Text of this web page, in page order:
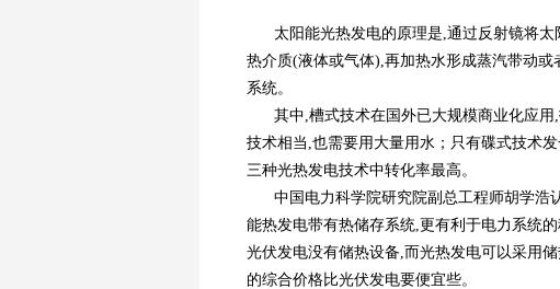
太阳能光热发电的原理是,通过反射镜将
热介质(液体或气体),再加热水形成蒸汽带动
系统。
其中,槽式技术在国外已大规模商业化应
技术相当,也需要用大量用水；只有碟式技术
三种光热发电技术中转化率最高。
中国电力科学院研究院副总工程师胡学浩
能热发电带有热储存系统,更有利于电力系统
光伏发电没有储热设备,而光热发电可以采用
的综合价格比光伏发电要便宜些。